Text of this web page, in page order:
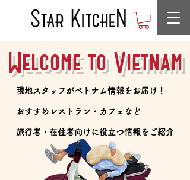
Welcome to Vietnam
​現地スタッフがベトナム情報をお届け！
​おすすめレストラン・カフェなど
​旅行者・在住者向けに役立つ情報をご紹介